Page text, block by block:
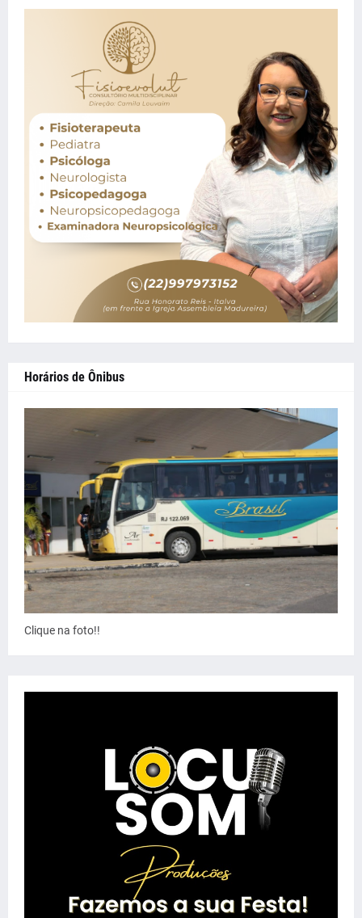
Horários de Ônibus
Clique na foto!!